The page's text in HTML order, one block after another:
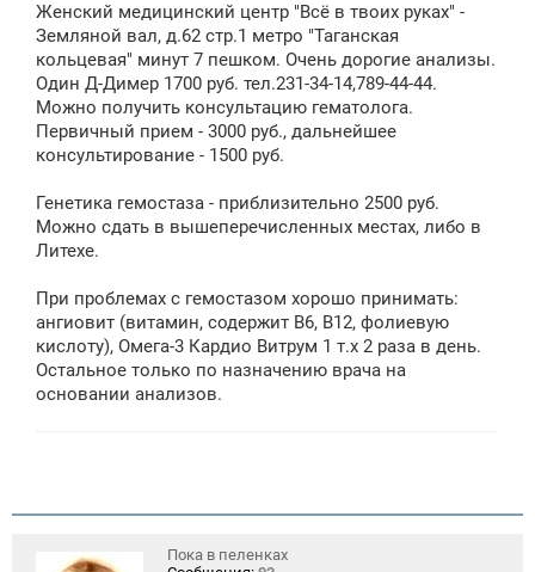
Женский медицинский центр "Всё в твоих руках" -
Земляной вал, д.62 стр.1 метро "Таганская
кольцевая" минут 7 пешком. Очень дорогие анализы.
Один Д-Димер 1700 руб. тел.231-34-14,789-44-44.
Можно получить консультацию гематолога.
Первичный прием - 3000 руб., дальнейшее
консультирование - 1500 руб.
Генетика гемостаза - приблизительно 2500 руб.
Можно сдать в вышеперечисленных местах, либо в
Литехе.
При проблемах с гемостазом хорошо принимать:
ангиовит (витамин, содержит В6, В12, фолиевую
кислоту), Омега-3 Кардио Витрум 1 т.х 2 раза в день.
Остальное только по назначению врача на
основании анализов.
Пока в пеленках